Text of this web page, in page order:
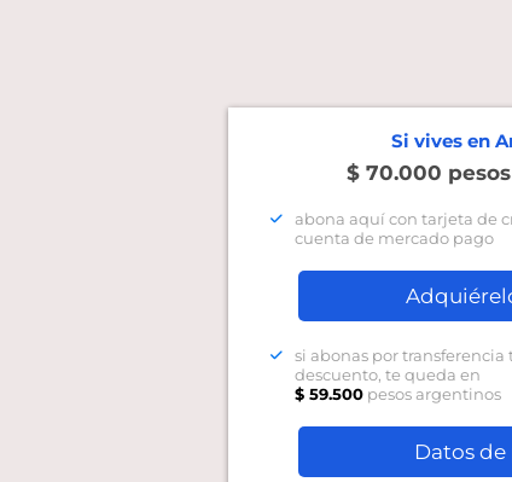
Si vives en
$ 70.000
abona aquí con tarjeta de
cuenta de mercado pago
si abonas por transferencia
descuento, te queda en
$ 59.500 pesos argentinos
Datos